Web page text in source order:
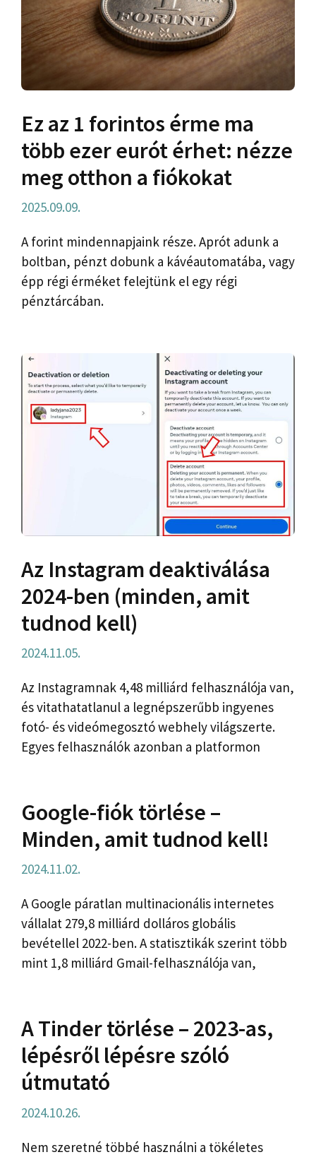
Ez az 1 forintos érme ma
több ezer eurót érhet: nézze
meg otthon a fiókokat
2025.09.09.
A forint mindennapjaink része. Aprót adunk a
boltban, pénzt dobunk a kávéautomatába, vagy
épp régi érméket felejtünk el egy régi
pénztárcában.
Az Instagram deaktiválása
2024-ben (minden, amit
tudnod kell)
2024.11.05.
Az Instagramnak 4,48 milliárd felhasználója van,
és vitathatatlanul a legnépszerűbb ingyenes
fotó- és videómegosztó webhely világszerte.
Egyes felhasználók azonban a platformon
Google-fiók törlése –
Minden, amit tudnod kell!
2024.11.02.
A Google páratlan multinacionális internetes
vállalat 279,8 milliárd dolláros globális
bevétellel 2022-ben. A statisztikák szerint több
mint 1,8 milliárd Gmail-felhasználója van,
A Tinder törlése – 2023-as,
lépésről lépésre szóló
útmutató
2024.10.26.
Nem szeretné többé használni a tökéletes